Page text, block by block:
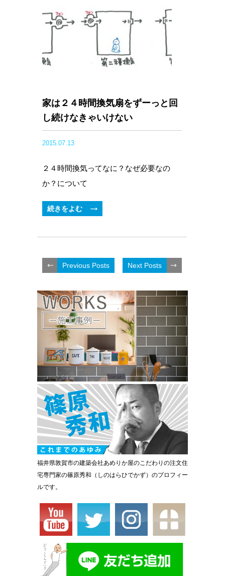
家は２４時間換気扇をずーっと回
し続けなきゃいけない
2015.07.13
２４時間換気ってなに？なぜ必要なの
か？について
続きをよむ
Previous Posts Next Posts
福井県敦賀市の建築会社あめりか屋のこだわりの注文住
宅専門家の篠原秀和（しのはらひでかず）のプロフィー
ルです。